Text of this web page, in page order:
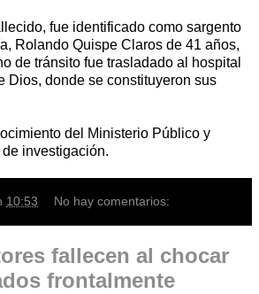
fue identificado como sargento
Rolando Quispe Claros de 41 años,
de tránsito fue trasladado al hospital
Dios, donde se constituyeron sus
del Ministerio Público y
investigación.
10:53 No hay comentarios:
fallecen al chocar
frontalmente